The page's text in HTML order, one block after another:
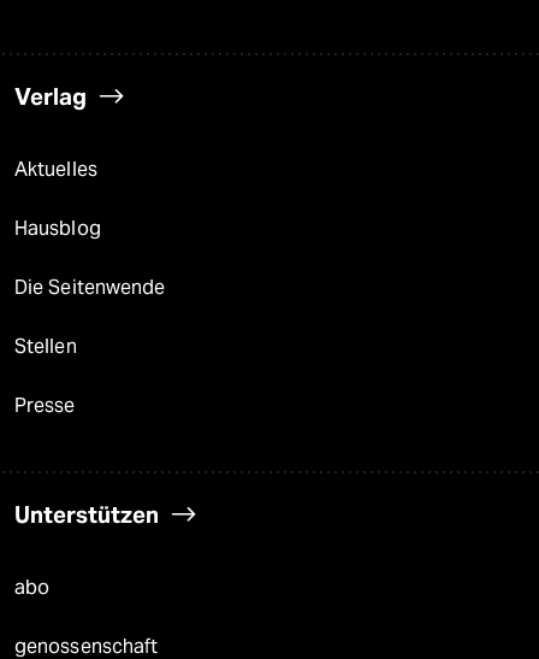
Verlag
Aktuelles
Hausblog
Die Seitenwende
Stellen
Presse
Unterstützen
abo
genossenschaft